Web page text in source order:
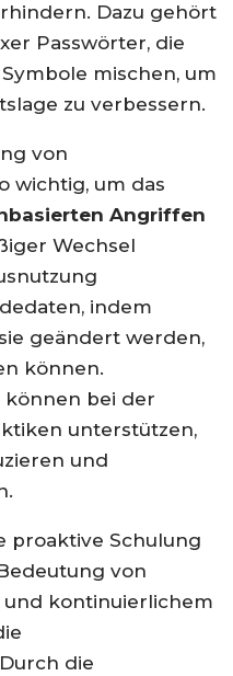
Dazu gehört
Passwörter, die
mischen, um
zu verbessern.
von
wichtig, um das
Angriffen
Wechsel
indem
geändert werden,
können.
können bei der
unterstützen,
und
proaktive Schulung
von
und kontinuierlichem
die